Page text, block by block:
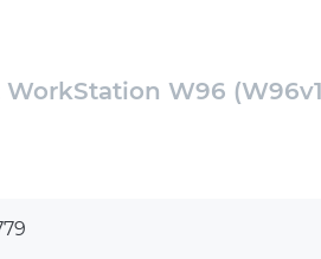
Разблокированный
и ее ориентацию на
проектами, объемными
приложениями
WorkStation W96